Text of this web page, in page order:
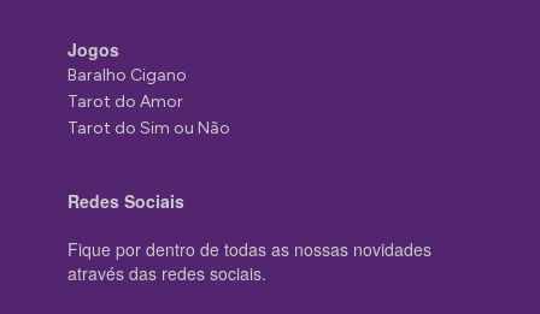
Jogos
Baralho Cigano
Tarot do Amor
Tarot do Sim ou Não
Redes Sociais
Fique por dentro de todas as nossas novidades
através das redes sociais.